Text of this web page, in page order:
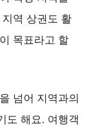
역 상권도 활
목표라고 할
넘어 지역과의
도 해요. 여행객